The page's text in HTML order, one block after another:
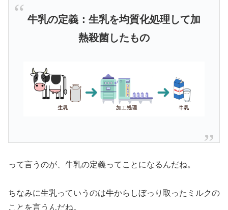
牛乳の定義：生乳を均質化処理して加
熱殺菌したもの
って言うのが、牛乳の定義ってことになるんだね。
ちなみに生乳っていうのは牛からしぼっり取ったミルクの
ことを言うんだね。